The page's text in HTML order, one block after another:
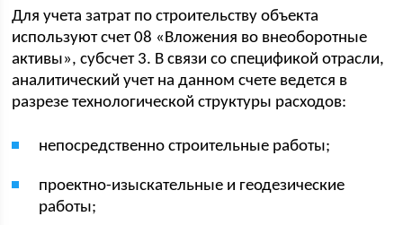
Для учета затрат по строительству объекта
используют счет 08 «Вложения во внеоборотные
активы», субсчет 3. В связи со спецификой отрасли,
аналитический учет на данном счете ведется в
разрезе технологической структуры расходов:
непосредственно строительные работы;
проектно-изыскательные и геодезические
работы;